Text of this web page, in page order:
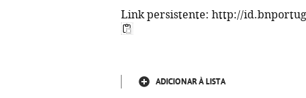
Link persistente: http://
ADICIONAR À LISTA